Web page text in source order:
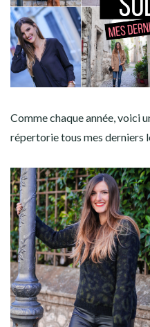
Comme chaque année, voici
répertorie tous mes derniers